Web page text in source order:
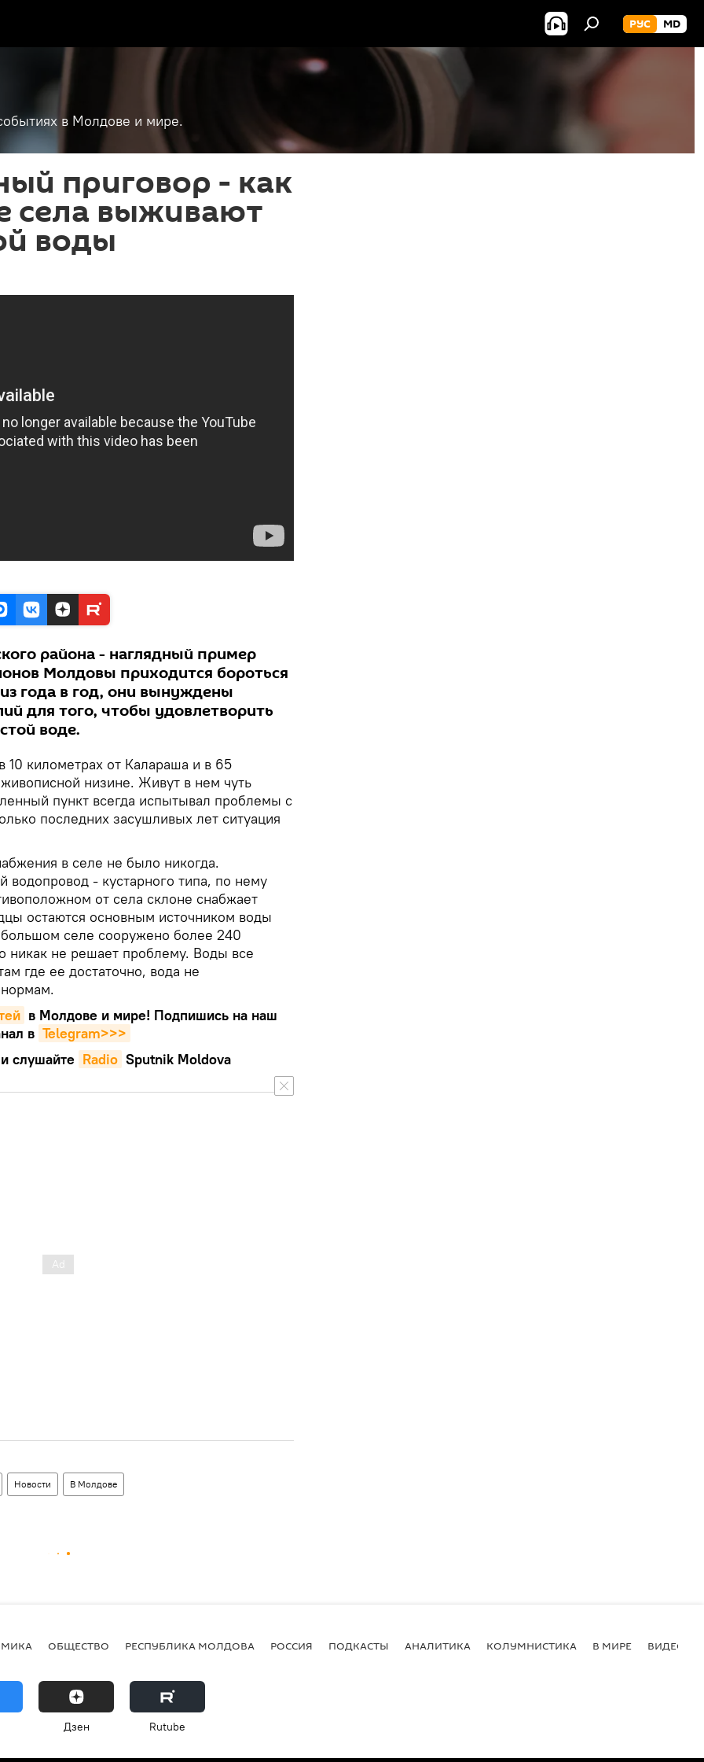
РУС MD
в Молдове и мире.
приговор - как
села выживают
воды
района - наглядный пример
Молдовы приходится бороться
года в год, они вынуждены
для того, чтобы удовлетворить
воде.
10 километрах от Калараша и в 65
низине. Живут в нем чуть
пункт всегда испытывал проблемы с
последних засушливых лет ситуация
в селе не было никогда.
водопровод - кустарного типа, по нему
от села склоне снабжает
остаются основным источником воды
селе сооружено более 240
никак не решает проблему. Воды все
где ее достаточно, вода не
нормам.
в Молдове и мире! Подпишись на наш
в Telegram>>>
и слушайте Radio Sputnik Moldova
Новости В Молдове
ОБЩЕСТВО РЕСПУБЛИКА МОЛДОВА РОССИЯ ПОДКАСТЫ АНАЛИТИКА КОЛУМНИСТИКА В МИРЕ ВИДЕО
Дзен Rutube